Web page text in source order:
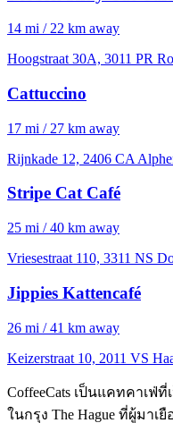
14 mi / 22 km away
Hoogstraat 30A, 3011 PR
Cattuccino
17 mi / 27 km away
Rijnkade 12, 2406 CA
Stripe Cat Café
25 mi / 40 km away
Vriesestraat 110, 3311 NS
Jippies Kattencafé
26 mi / 41 km away
Keizerstraat 10, 2011 VS
CoffeeCats เป็นแคทคาเฟ่
ในกรุง The Hague ที่ผู้มา